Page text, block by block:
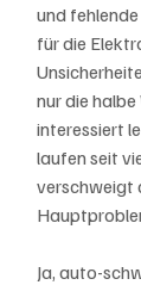
und
für die
nur die
interessiert
laufen seit
verschweigt
Ja, auto-